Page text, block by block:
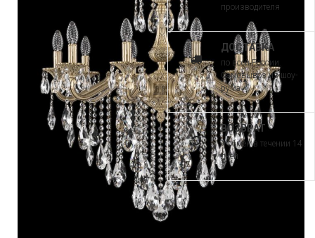
производителя
ДОСТАВКА
по всей России.
Самовывоз из шоу-
рума
ВОЗВРАТ
и обмен в течении 14
дней